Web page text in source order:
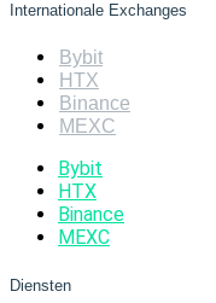
Internationale Exchanges
Bybit
HTX
Binance
MEXC
Bybit
HTX
Binance
MEXC
Diensten